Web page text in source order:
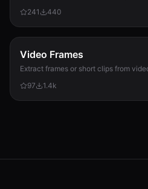
241
440
Video Frames
Extract frames or short clips from
97
1.4k